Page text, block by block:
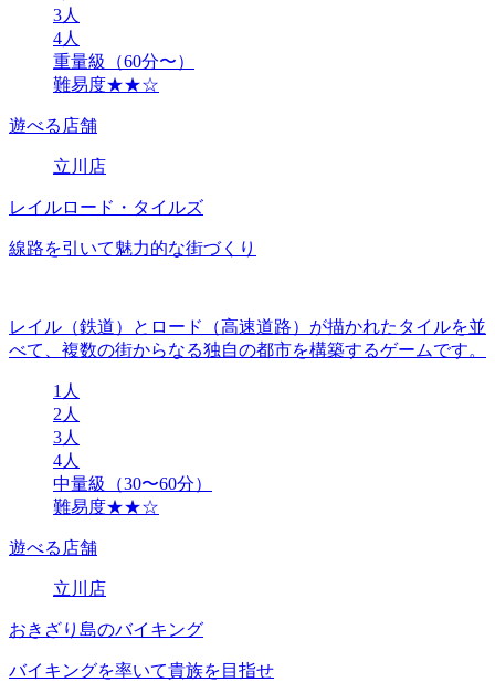
3人
4人
重量級（60分〜）
難易度★★☆
遊べる店舗
立川店
レイルロード・タイルズ
線路を引いて魅力的な街づくり
レイル（鉄道）とロード（高速道路）が描かれたタイルを並
べて、複数の街からなる独自の都市を構築するゲームです。
1人
2人
3人
4人
中量級（30〜60分）
難易度★★☆
遊べる店舗
立川店
おきざり島のバイキング
バイキングを率いて貴族を目指せ